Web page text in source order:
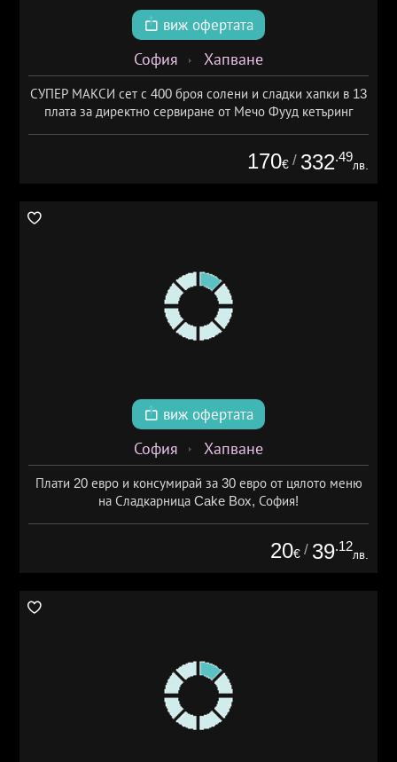
виж офертата
София Хапване
СУПЕР МАКСИ сет с 400 броя солени и сладки хапки в 13
плата за директно сервиране от Мечо Фууд кетъринг
170€ / 332.49
лв.
виж офертата
София Хапване
Плати 20 евро и консумирай за 30 евро от цялото меню
на Сладкарница Cake Box, София!
20€ / 39.12
лв.